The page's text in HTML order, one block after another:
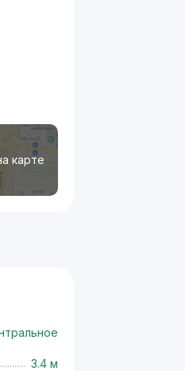
карте
3.4 м